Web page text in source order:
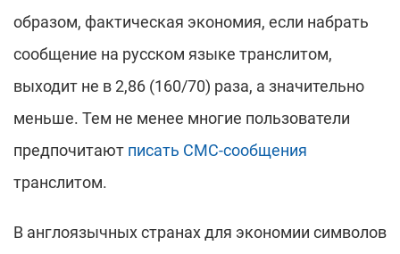
образом, фактическая экономия, если набрать
сообщение на русском языке транслитом,
выходит не в 2,86 (160/70) раза, а значительно
меньше. Тем не менее многие пользователи
предпочитают писать СМС-сообщения
транслитом.
В англоязычных странах для экономии символов